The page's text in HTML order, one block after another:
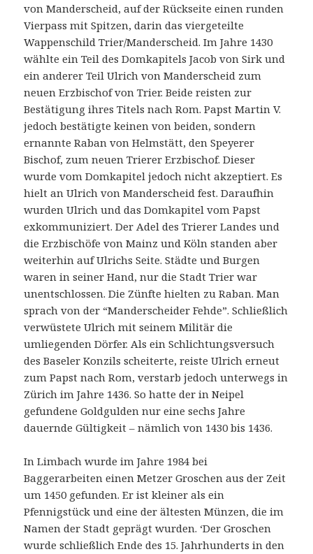
von Manderscheid, auf der Rückseite einen runden
Vierpass mit Spitzen, darin das viergeteilte
Wappenschild Trier/Manderscheid. Im Jahre 1430
wählte ein Teil des Domkapitels Jacob von Sirk und
ein anderer Teil Ulrich von Manderscheid zum
neuen Erzbischof von Trier. Beide reisten zur
Bestätigung ihres Titels nach Rom. Papst Martin V.
jedoch bestätigte keinen von beiden, sondern
ernannte Raban von Helmstätt, den Speyerer
Bischof, zum neuen Trierer Erzbischof. Dieser
wurde vom Domkapitel jedoch nicht akzeptiert. Es
hielt an Ulrich von Manderscheid fest. Daraufhin
wurden Ulrich und das Domkapitel vom Papst
exkommuniziert. Der Adel des Trierer Landes und
die Erzbischöfe von Mainz und Köln standen aber
weiterhin auf Ulrichs Seite. Städte und Burgen
waren in seiner Hand, nur die Stadt Trier war
unentschlossen. Die Zünfte hielten zu Raban. Man
sprach von der “Manderscheider Fehde”. Schließlich
verwüstete Ulrich mit seinem Militär die
umliegenden Dörfer. Als ein Schlichtungsversuch
des Baseler Konzils scheiterte, reiste Ulrich erneut
zum Papst nach Rom, verstarb jedoch unterwegs in
Zürich im Jahre 1436. So hatte der in Neipel
gefundene Goldgulden nur eine sechs Jahre
dauernde Gültigkeit – nämlich von 1430 bis 1436.
In Limbach wurde im Jahre 1984 bei
Baggerarbeiten einen Metzer Groschen aus der Zeit
um 1450 gefunden. Er ist kleiner als ein
Pfennigstück und eine der ältesten Münzen, die im
Namen der Stadt geprägt wurden. ‘Der Groschen
wurde schließlich Ende des 15. Jahrhunderts in den